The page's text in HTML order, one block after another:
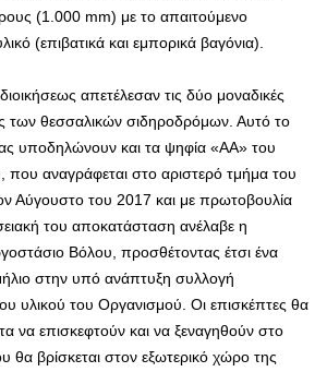
(1.000 mm) με το απαιτούμενο
(επιβατικά και εμπορικά βαγόνια).
απετέλεσαν τις δύο μοναδικές
των θεσσαλικών σιδηροδρόμων. Αυτό το
υποδηλώνουν και τα ψηφία «ΑΑ» του
που αναγράφεται στο αριστερό τμήμα του
Αύγουστο του 2017 και με πρωτοβουλία
του αποκατάσταση ανέλαβε η
Βόλου, προσθέτοντας έτσι ένα
στην υπό ανάπτυξη συλλογή
υλικού του Οργανισμού. Οι επισκέπτες θα
να επισκεφτούν και να ξεναγηθούν στο
θα βρίσκεται στον εξωτερικό χώρο της